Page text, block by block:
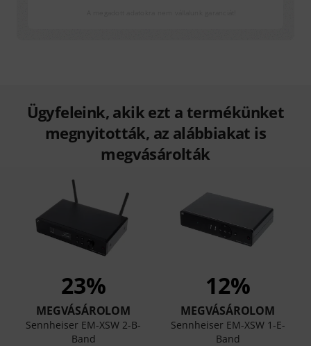
Ügyfeleink, akik ezt a termékünket
megnyitották, az alábbiakat is
megvásárolták
23%
MEGVÁSÁROLOM
Sennheiser EM-XSW 2-B-
Band
12%
MEGVÁSÁROLOM
Sennheiser EM-XSW 1-E-
Band